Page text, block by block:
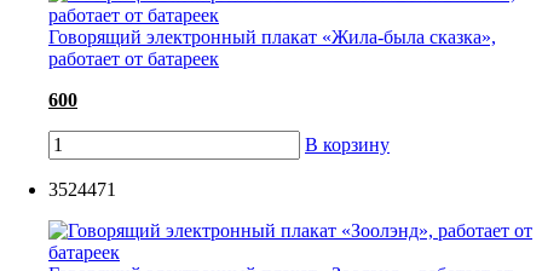
Говорящий электронный плакат «Жила-была сказка»,
работает от батареек
600
В корзину
3524471